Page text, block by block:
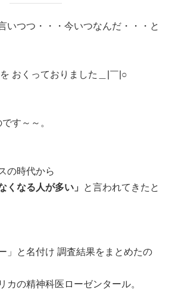
いつつ・・・今いつなんだ・・・と
おくっておりました＿|￣|○
す～～。
の時代から
くなる人が多い」
と言われてきたと
」と名付け 調査結果をまとめたの
カの精神科医ローゼンタール。